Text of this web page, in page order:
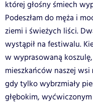
której głośny śmiech
Podeszłam do męża i
ziemi i świeżych liści.
wystąpił na festiwalu.
w wyprasowaną
mieszkańców naszej wsi
gdy tylko wybrzmiały
głębokim,